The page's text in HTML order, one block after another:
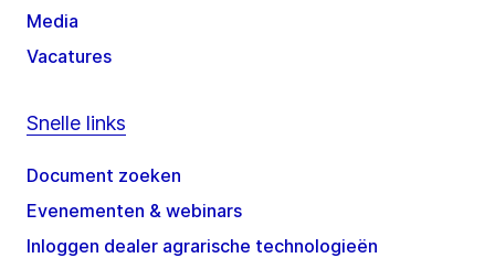
Media
Vacatures
Snelle links
Document zoeken
Evenementen & webinars
Inloggen dealer agrarische technologieën